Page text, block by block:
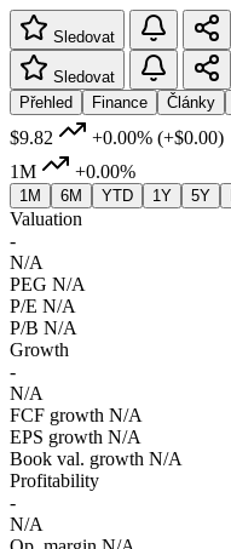
Sledovat
Sledovat
Přehled
Finance Články
$9.82 +0.00% (+$0.00)
1M
+0.00%
1M 6M YTD 1Y 5Y
Valuation
-
N/A
PEG N/A
P/E N/A
P/B N/A
Growth
-
N/A
FCF growth N/A
EPS growth N/A
Book val. growth N/A
Profitability
-
N/A